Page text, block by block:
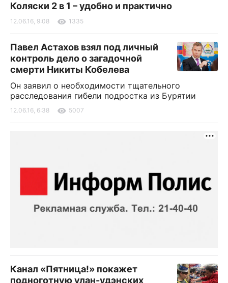
Коляски 2 в 1 – удобно и практично
12.06.16, 9:08 1335
Павел Астахов взял под личный
контроль дело о загадочной
смерти Никиты Кобелева
Он заявил о необходимости тщательного
расследования гибели подростка из Бурятии
12.06.16, 6:38 5007
Канал «Пятница!» покажет
подноготную улан-удэнских